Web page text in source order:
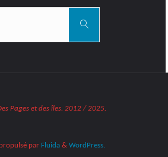
Rechercher
Pages et des îles. 2012 / 2025.
parFluida& WordPress.